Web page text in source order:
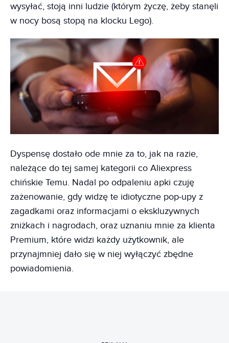
wysyłać, stoją inni ludzie (którym życzę, żeby stanęli
w nocy bosą stopą na klocku Lego).
Dyspensę dostało ode mnie za to, jak na razie,
należące do tej samej kategorii co Aliexpress
chińskie Temu. Nadal po odpaleniu apki czuję
zażenowanie, gdy widzę te idiotyczne pop-upy z
zagadkami oraz informacjami o ekskluzywnych
zniżkach i nagrodach, oraz uznaniu mnie za klienta
Premium, które widzi każdy użytkownik, ale
przynajmniej dało się w niej wyłączyć zbędne
powiadomienia.